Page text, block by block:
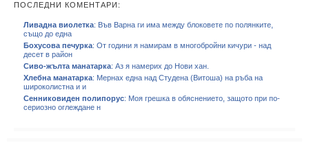
ПОСЛЕДНИ КОМЕНТАРИ:
Ливадна виолетка: Във Варна ги има между блоковете по полянките,
също до една
Бохусова печурка: От години я намирам в многобройни кичури - над
десет в район
Сиво-жълта манатарка: Аз я намерих до Нови хан.
Хлебна манатарка: Мернах една над Студена (Витоша) на ръба на
широколистна и и
Сенниковиден полипорус: Моя грешка в обяснението, защото при по-
сериозно оглеждане н